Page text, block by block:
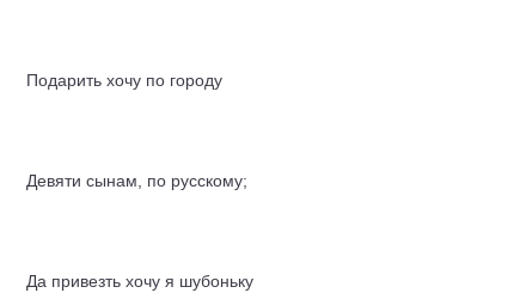
Подарить хочу по городу
Девяти сынам, по русскому;
Да привезть хочу я шубоньку